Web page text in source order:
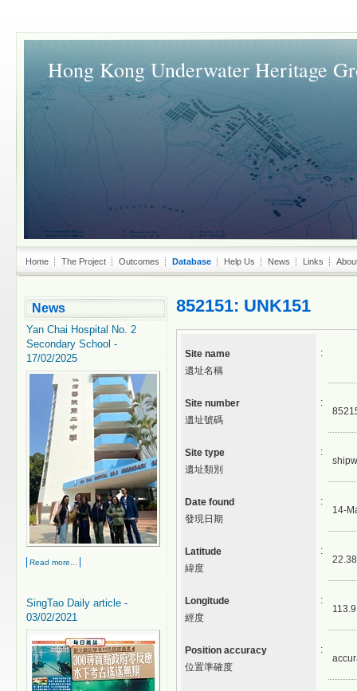
Hong Kong Underwater Heritage
Home The Project Outcomes Database Help Us News Links
News
Yan Chai Hospital No. 2
Secondary School -
17/02/2025
Read more...
SingTao Daily article -
03/02/2021
852151: UNK151
Site name
遺址名稱
:
Site number
遺址號碼
:
Site type
遺址類別
:
Date found
發現日期
:
14-
Latitude
緯度
:
22.38
Longitude
經度
:
113.9
Position accuracy
位置準確度
: